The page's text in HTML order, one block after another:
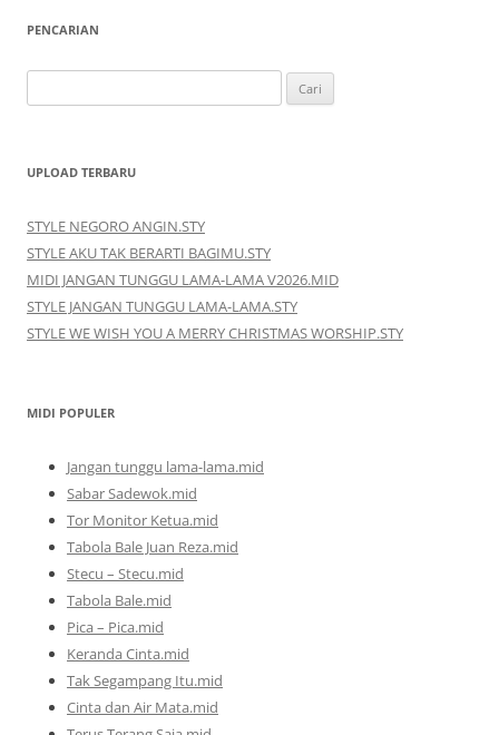
PENCARIAN
untuk:
UPLOAD TERBARU
STYLE NEGORO ANGIN.STY
STYLE AKU TAK BERARTI BAGIMU.STY
MIDI JANGAN TUNGGU LAMA-LAMA V2026.MID
STYLE JANGAN TUNGGU LAMA-LAMA.STY
STYLE WE WISH YOU A MERRY CHRISTMAS WORSHIP.STY
MIDI POPULER
Jangan tunggu lama-lama.mid
Sabar Sadewok.mid
Tor Monitor Ketua.mid
Tabola Bale Juan Reza.mid
Stecu – Stecu.mid
Tabola Bale.mid
Pica – Pica.mid
Keranda Cinta.mid
Tak Segampang Itu.mid
Cinta dan Air Mata.mid